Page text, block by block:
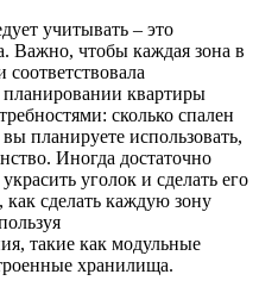
учитывать – это
Важно, чтобы каждая зона в
квартиры
сколько спален
планируете использовать,
Иногда достаточно
уголок и сделать его
сделать каждую зону
такие как модульные
хранилища.